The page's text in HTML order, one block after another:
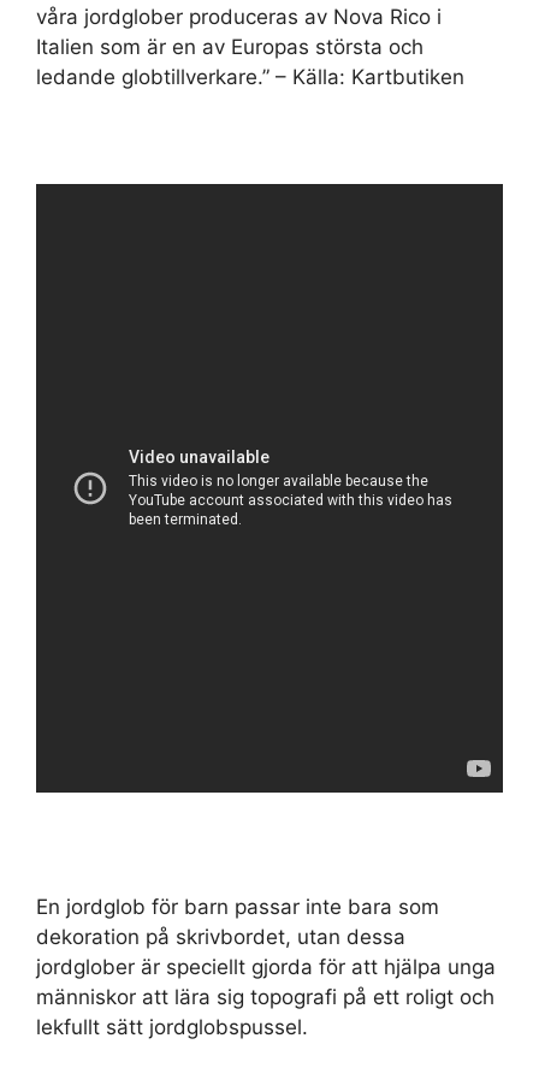
våra jordglober produceras av Nova Rico i
Italien som är en av Europas största och
ledande globtillverkare.” – Källa: Kartbutiken
En jordglob för barn passar inte bara som
dekoration på skrivbordet, utan dessa
jordglober är speciellt gjorda för att hjälpa unga
människor att lära sig topografi på ett roligt och
lekfullt sätt jordglobspussel.